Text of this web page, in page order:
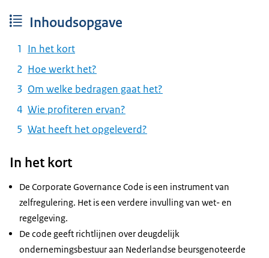
Inhoudsopgave
In het kort
Hoe werkt het?
Om welke bedragen gaat het?
Wie profiteren ervan?
Wat heeft het opgeleverd?
In het kort
De Corporate Governance Code is een instrument van
zelfregulering. Het is een verdere invulling van wet- en
regelgeving.
De code geeft richtlijnen over deugdelijk
ondernemingsbestuur aan Nederlandse beursgenoteerde